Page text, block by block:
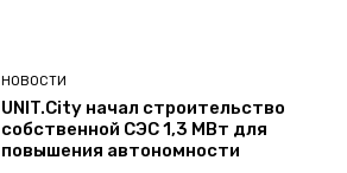
НОВОСТИ
UNIT.City начал строительство
собственной СЭС 1,3 МВт для
повышения автономности